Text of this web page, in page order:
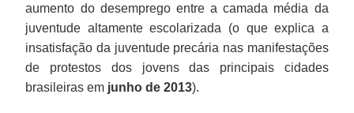
aumento do desemprego entre a camada média da
juventude altamente escolarizada (o que explica a
insatisfação da juventude precária nas manifestações
de protestos dos jovens das principais cidades
brasileiras em junho de 2013).